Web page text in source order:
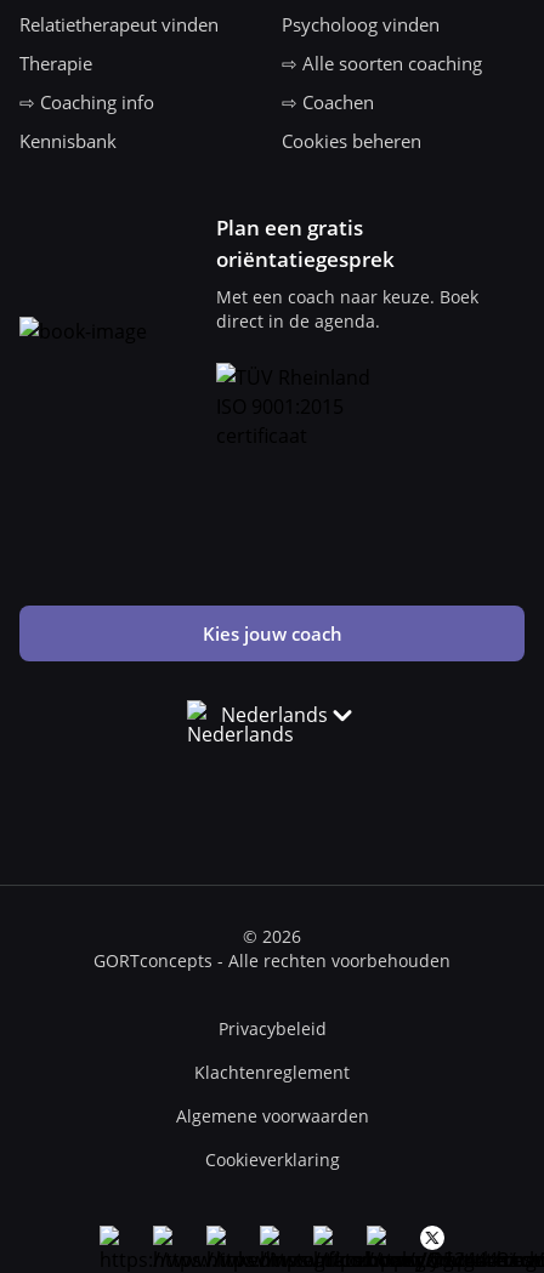
Relatietherapeut vinden
Psycholoog vinden
Therapie
⇨ Alle soorten coaching
⇨ Coaching info
⇨ Coachen
Kennisbank
Cookies beheren
Plan een gratis
oriëntatiegesprek
Met een coach naar keuze. Boek
direct in de agenda.
Kies jouw coach
Nederlands
© 2026
GORTconcepts - Alle rechten voorbehouden
Privacybeleid
Klachtenreglement
Algemene voorwaarden
Cookieverklaring